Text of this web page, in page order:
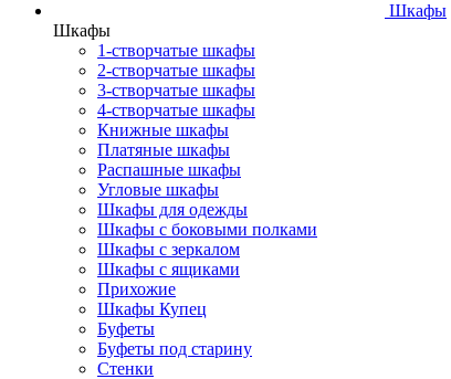
Шкафы
Шкафы
1-створчатые шкафы
2-створчатые шкафы
3-створчатые шкафы
4-створчатые шкафы
Книжные шкафы
Платяные шкафы
Распашные шкафы
Угловые шкафы
Шкафы для одежды
Шкафы с боковыми полками
Шкафы с зеркалом
Шкафы с ящиками
Прихожие
Шкафы Купец
Буфеты
Буфеты под старину
Стенки